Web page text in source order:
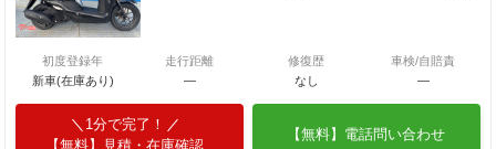
初度登録年
新車(在庫あり)
走行距離
―
修復歴
なし
車検/自賠責
―
1分で完了！
【無料】見積・在庫確認
【無料】電話問い合わせ